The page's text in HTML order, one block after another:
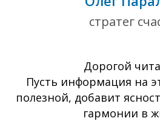
стратег
Дорогой
Пусть информация на
полезной, добавит
гармонии в